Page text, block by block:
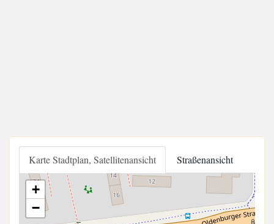
Karte Stadtplan, Satellitenansicht Straßenansicht
+
−